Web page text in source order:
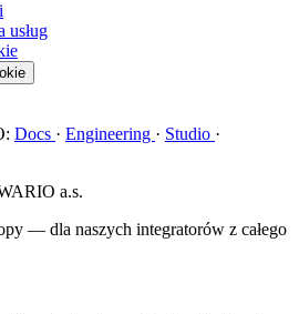
usług
Docs · Engineering · Studio ·
a.s.
— dla naszych integratorów z całego